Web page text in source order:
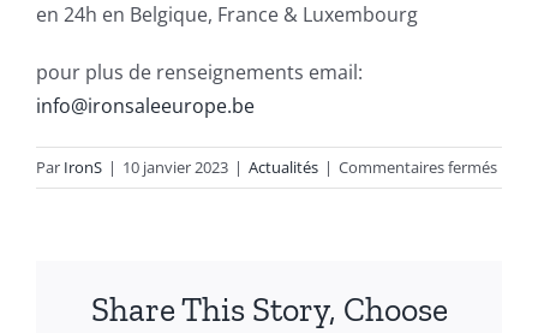
en 24h en Belgique, France & Luxembourg
pour plus de renseignements email:
info@ironsaleeurope.be
Par IronS | 10 janvier 2023 | Actualités | Commentaires ferméssur
Le
Share This Story, Choose